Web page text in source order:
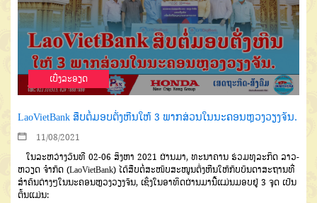
ເບີ່ງລະອຽດ
LaoVietBank ສືບຕໍ່ມອບຕັ່ງຫີນໃຫ້ 3 ພາກສ່ວນໃນນະຄອນຫຼວງວຽງຈັນ.
11/08/2021
ໃນລະຫວ່າງວັນທີ 02-06 ສິງຫາ 2021 ຜ່ານມາ, ທະນາຄານ ຮ່ວມທຸລະກິດ ລາວ-
ຫວຽດ ຈໍາກັດ (LaoVietBank) ໄດ້ສືບຕໍ່ສະໜັບສະໜູນຕັ່ງຫີນໃຫ້ກັບບັນດາສະຖານທີ່
ສໍາຄັນຕ່າງໆໃນນະຄອນຫຼວງວຽງຈັນ, ເຊິ່ງໃນອາທິດຜ່ານມານີ້ແມ່ນມອບຢູ່ 3 ຈຸດ ເປັນ
ຕົ້ນແມ່ນ: